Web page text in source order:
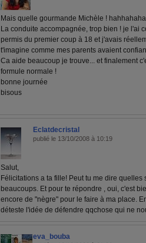
Mais quelle gourmande Michèle ! hahhahaha
La conduite accompagnée, trop bien ! je l'ai
permis du premier coup à 18 et j'avais
t'imagine comme mes parents avaient
Ca aide beaucoup je trouve... et finalement
formule normale !
bonne journée
bisous
Eclatdecristal
publié le 13/10/2008 à 10:19
Salut,
Félicitations a ta fille! Peut tu me dire
beaucoups. Et pour te répondre , oui, c'est
encore de "nègre" pour le faire à ma place.
déteste l'idée de défendre qqchose qui ne
eva_bouba